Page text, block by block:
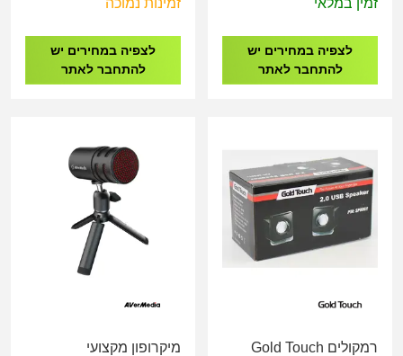
לצפיה במחירים יש
להתחבר לאתר
לצפיה במחירים יש
להתחבר לאתר
רמקולים Gold Touch
מיקרופון מקצועי